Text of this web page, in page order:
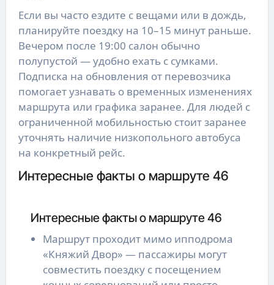
Если вы часто ездите с вещами или в дождь,
планируйте поездку на 10–15 минут раньше.
Вечером после 19:00 салон обычно
полупустой — удобно ехать с сумками.
Подписка на обновления от перевозчика
помогает узнавать о временных изменениях
маршрута или графика заранее. Для людей с
ограниченной мобильностью стоит заранее
уточнять наличие низкопольного автобуса
на конкретный рейс.
Интересные факты о маршруте 46
Интересные факты о маршруте 46
Маршрут проходит мимо ипподрома
«Княжий Двор» — пассажиры могут
совместить поездку с посещением